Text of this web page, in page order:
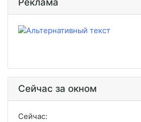
Реклама
Сейчас за окном
Сейчас: